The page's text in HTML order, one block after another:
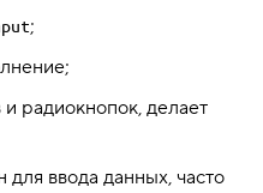
;
радиокнопок, делает
для ввода данных, часто